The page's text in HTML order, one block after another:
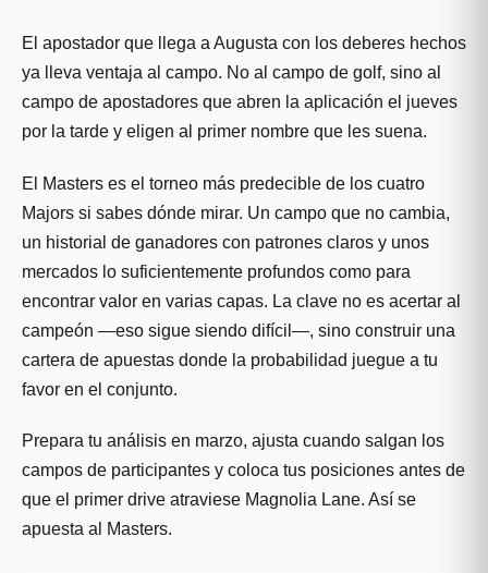
El apostador que llega a Augusta con los deberes hechos
ya lleva ventaja al campo. No al campo de golf, sino al
campo de apostadores que abren la aplicación el jueves
por la tarde y eligen al primer nombre que les suena.
El Masters es el torneo más predecible de los cuatro
Majors si sabes dónde mirar. Un campo que no cambia,
un historial de ganadores con patrones claros y unos
mercados lo suficientemente profundos como para
encontrar valor en varias capas. La clave no es acertar al
campeón —eso sigue siendo difícil—, sino construir una
cartera de apuestas donde la probabilidad juegue a tu
favor en el conjunto.
Prepara tu análisis en marzo, ajusta cuando salgan los
campos de participantes y coloca tus posiciones antes de
que el primer drive atraviese Magnolia Lane. Así se
apuesta al Masters.